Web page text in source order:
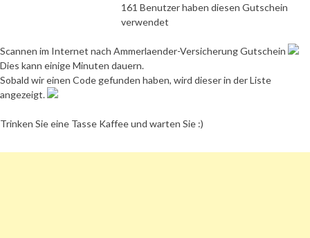
161 Benutzer haben diesen Gutschein
verwendet
Scannen im Internet nach Ammerlaender-Versicherung Gutschein
Dies kann einige Minuten dauern.
Sobald wir einen Code gefunden haben, wird dieser in der Liste
angezeigt.
Trinken Sie eine Tasse Kaffee und warten Sie :)